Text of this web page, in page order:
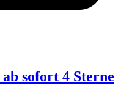
sofort 4 Sterne